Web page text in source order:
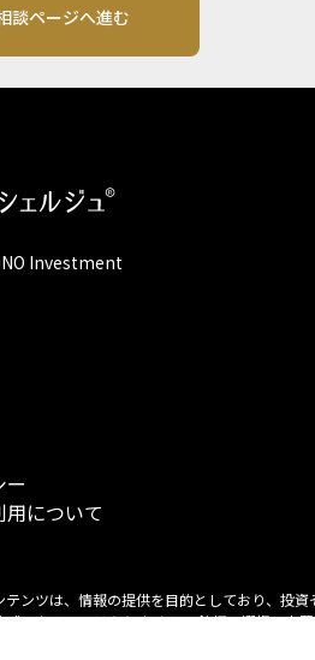
談ページへ進む
Investment
ー
について
テンツは、情報の提供を目的としており、投資
したものではありません。 銘柄の選択、売